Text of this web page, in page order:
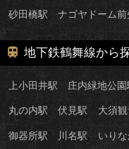
砂田橋駅 ナゴヤドーム前
地下鉄鶴舞線から
上小田井駅 庄内緑地公園
丸の内駅 伏見駅 大須
御器所駅 川名駅 いり